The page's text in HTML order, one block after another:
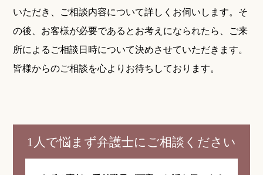
いただき、ご相談内容について詳しくお伺いします。そ
の後、お客様が必要であるとお考えになられたら、ご来
所によるご相談日時について決めさせていただきます。
皆様からのご相談を心よりお待ちしております。
1人で悩まず弁護士にご相談ください